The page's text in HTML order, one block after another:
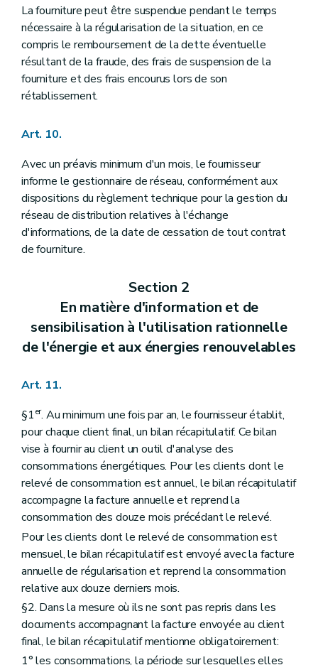
La fourniture peut être suspendue pendant le temps
nécessaire à la régularisation de la situation, en ce
compris le remboursement de la dette éventuelle
résultant de la fraude, des frais de suspension de la
fourniture et des frais encourus lors de son
rétablissement.
Art. 10.
Avec un préavis minimum d'un mois, le fournisseur
informe le gestionnaire de réseau, conformément aux
dispositions du règlement technique pour la gestion du
réseau de distribution relatives à l'échange
d'informations, de la date de cessation de tout contrat
de fourniture.
Section 2
En matière d'information et de
sensibilisation à l'utilisation rationnelle
de l'énergie et aux énergies renouvelables
Art. 11.
§1er. Au minimum une fois par an, le fournisseur établit,
pour chaque client final, un bilan récapitulatif. Ce bilan
vise à fournir au client un outil d'analyse des
consommations énergétiques. Pour les clients dont le
relevé de consommation est annuel, le bilan récapitulatif
accompagne la facture annuelle et reprend la
consommation des douze mois précédant le relevé.
Pour les clients dont le relevé de consommation est
mensuel, le bilan récapitulatif est envoyé avec la facture
annuelle de régularisation et reprend la consommation
relative aux douze derniers mois.
§2. Dans la mesure où ils ne sont pas repris dans les
documents accompagnant la facture envoyée au client
final, le bilan récapitulatif mentionne obligatoirement:
1° les consommations, la période sur lesquelles elles